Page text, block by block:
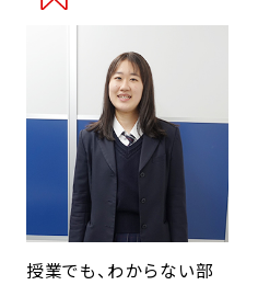
授業でも、わからない部